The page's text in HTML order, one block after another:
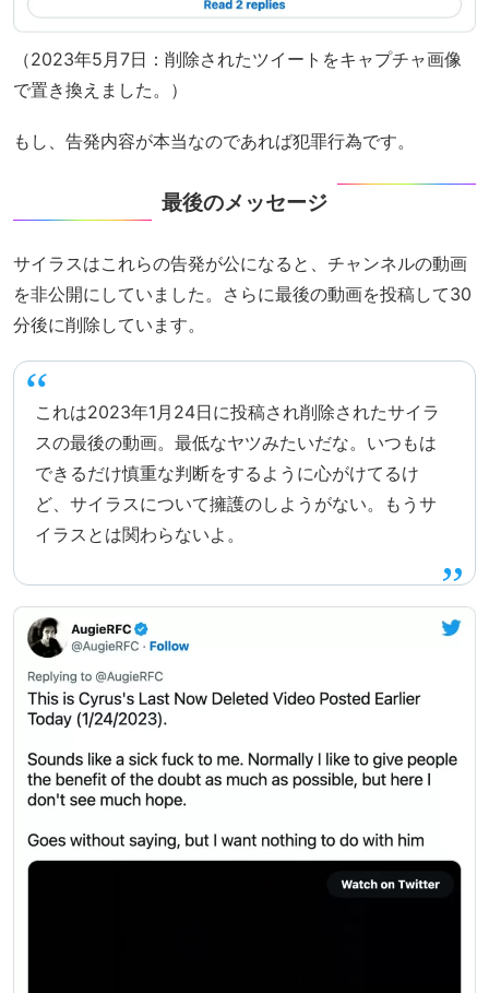
（2023年5月7日：削除されたツイートをキャプチャ画像
で置き換えました。）
もし、告発内容が本当なのであれば犯罪行為です。
最後のメッセージ
サイラスはこれらの告発が公になると、チャンネルの動画
を非公開にしていました。さらに最後の動画を投稿して30
分後に削除しています。
これは2023年1月24日に投稿され削除されたサイラ
スの最後の動画。最低なヤツみたいだな。いつもは
できるだけ慎重な判断をするように心がけてるけ
ど、サイラスについて擁護のしようがない。もうサ
イラスとは関わらないよ。